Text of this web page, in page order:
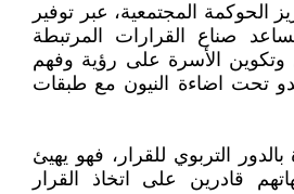
الحوكمة المجتمعية، عبر توفير
صناع القرارات المرتبطة
الأسرة على رؤية وفهم
تحت اضاءة النيون مع طبقات
بالدور التربوي للقرار، فهو يهيئ
قادرين على اتخاذ القرار